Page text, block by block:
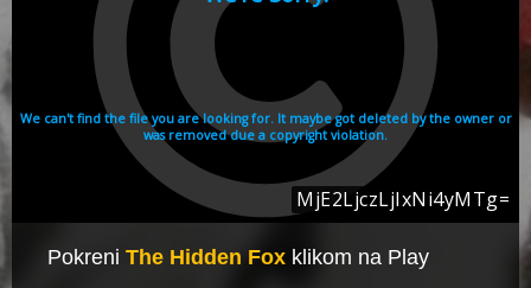
Pokreni The Hidden Fox klikom na Play